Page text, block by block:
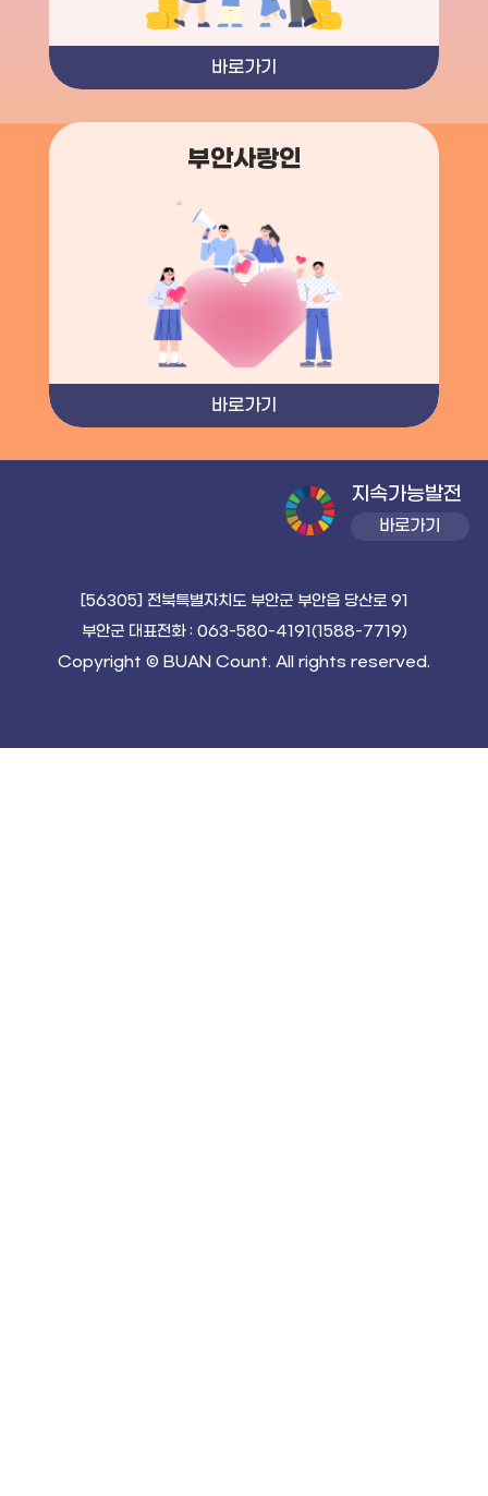
바로가기
부안사랑인
바로가기
[56305] 전북특별자치도 부안군 부안읍 당산로 91
부안군 대표전화 : 063-580-4191(1588-7719)
Copyright © BUAN Count. All rights reserved.
지속가능발전
바로가기